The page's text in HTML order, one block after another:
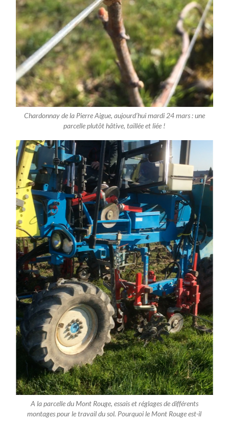
Chardonnay de la Pierre Aigue, aujourd’hui mardi 24 mars : une
parcelle plutôt hâtive, taillée et liée !
A la parcelle du Mont Rouge, essais et réglages de différents
montages pour le travail du sol. Pourquoi le Mont Rouge est-il